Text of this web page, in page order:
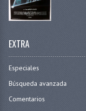
EXTRA
Especiales
Búsqueda avanzada
Comentarios